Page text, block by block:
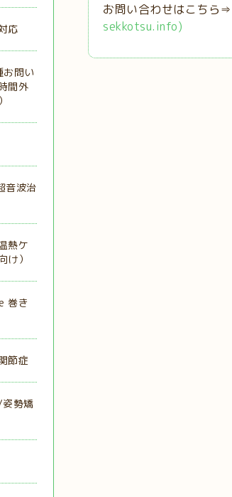
お問い合わせはこちら⇒
sekkotsu.info)
応
お問い
間外
音波治
熱ケ
け）
巻き
節症
勢矯